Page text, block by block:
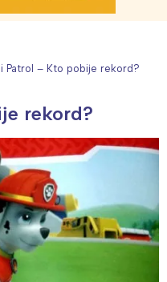
Patrol – Kto pobije rekord?
rekord?